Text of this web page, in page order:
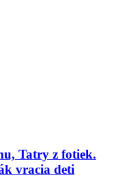
Tatry z fotiek.
vracia deti